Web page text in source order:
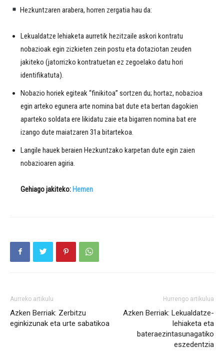
Hezkuntzaren arabera, horren zergatia hau da:
Lekualdatze lehiaketa aurretik hezitzaile askori kontratu
nobazioak egin zizkieten zein postu eta dotaziotan zeuden
jakiteko (jatorrizko kontratuetan ez zegoelako datu hori
identifikatuta).
Nobazio horiek egiteak “finikitoa” sortzen du; hortaz, nobazioa
egin arteko egunera arte nomina bat dute eta bertan dagokien
aparteko soldata ere likidatu zaie eta bigarren nomina bat ere
izango dute maiatzaren 31a bitartekoa.
Langile hauek beraien Hezkuntzako karpetan dute egin zaien
nobazioaren agiria.
Gehiago jakiteko: Hemen
Aurreko artikulu
Azken Berriak: Zerbitzu
eginkizunak eta urte sabatikoa
Hurrengo artikulua
Azken Berriak: Lekualdatze-
lehiaketa eta
bateraezintasunagatiko
eszedentzia